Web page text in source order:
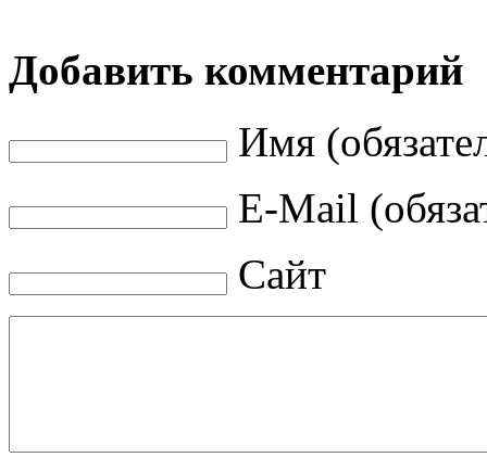
Добавить комментарий
Имя
E-Mail
Сайт